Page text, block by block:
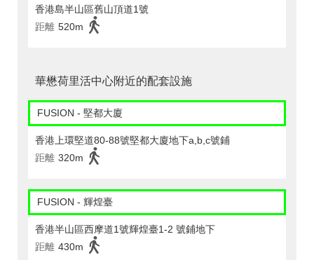
香港島半山區舊山頂道1號
距離 520m
華懋荷里活中心附近的配套設施
FUSION - 堅都大廈
香港上環堅道80-88號堅都大廈地下a,b,c號鋪
距離 320m
FUSION - 輝煌臺
香港半山區西摩道1號輝煌臺1-2 號鋪地下
距離 430m